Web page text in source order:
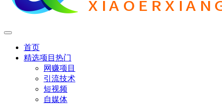
首页
精选项目 热门
网赚项目
引流技术
短视频
自媒体